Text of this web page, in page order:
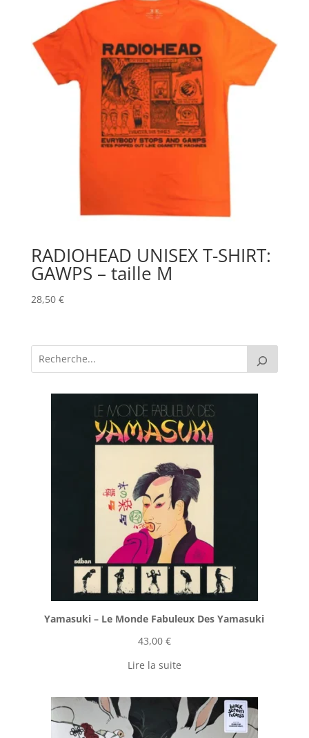
RADIOHEAD UNISEX T-SHIRT:
GAWPS – taille M
28,50 €
Yamasuki ‎– Le Monde Fabuleux Des Yamasuki
43,00 €
Lire la suite